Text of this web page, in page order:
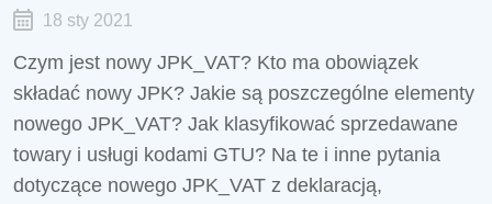
18 sty 2021
Czym jest nowy JPK_VAT? Kto ma obowiązek
składać nowy JPK? Jakie są poszczególne elementy
nowego JPK_VAT? Jak klasyfikować sprzedawane
towary i usługi kodami GTU? Na te i inne pytania
dotyczące nowego JPK_VAT z deklaracją,